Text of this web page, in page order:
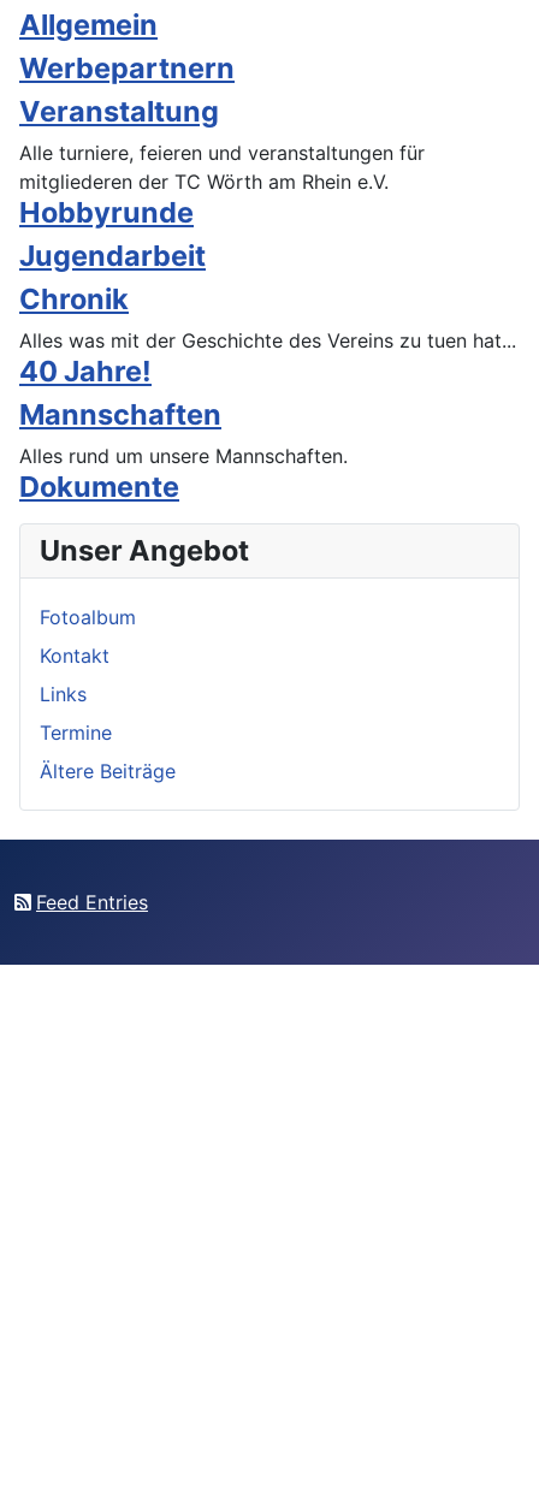
Allgemein
Werbepartnern
Veranstaltung
Alle turniere, feieren und veranstaltungen für
mitgliederen der TC Wörth am Rhein e.V.
Hobbyrunde
Jugendarbeit
Chronik
Alles was mit der Geschichte des Vereins zu tuen hat...
40 Jahre!
Mannschaften
Alles rund um unsere Mannschaften.
Dokumente
Unser Angebot
Fotoalbum
Kontakt
Links
Termine
Ältere Beiträge
Feed Entries